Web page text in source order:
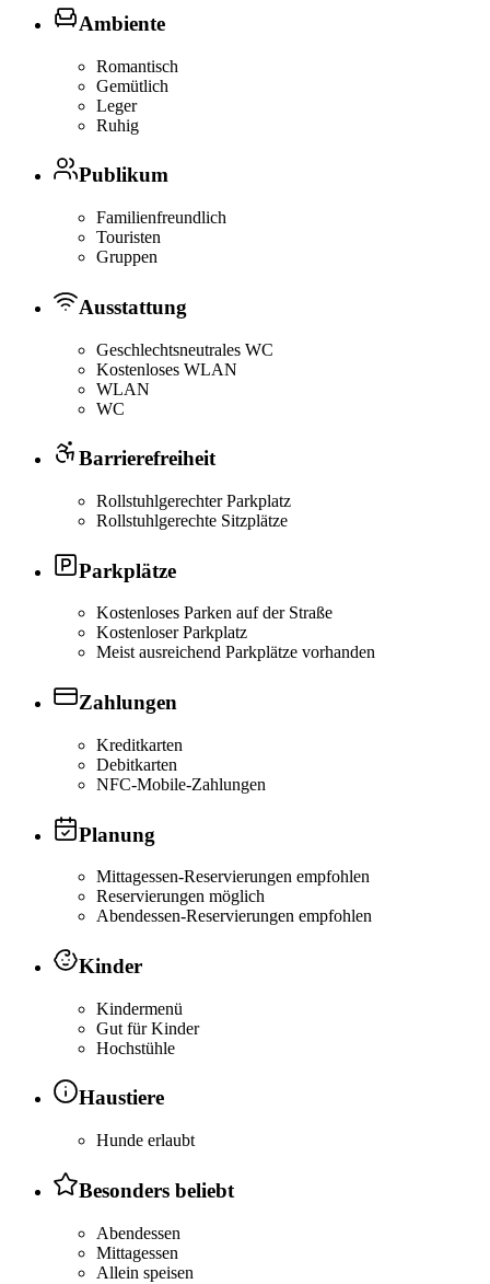
Ambiente
Romantisch
Gemütlich
Leger
Ruhig
Publikum
Familienfreundlich
Touristen
Gruppen
Ausstattung
Geschlechtsneutrales WC
Kostenloses WLAN
WLAN
WC
Barrierefreiheit
Rollstuhlgerechter Parkplatz
Rollstuhlgerechte Sitzplätze
Parkplätze
Kostenloses Parken auf der Straße
Kostenloser Parkplatz
Meist ausreichend Parkplätze vorhanden
Zahlungen
Kreditkarten
Debitkarten
NFC-Mobile-Zahlungen
Planung
Mittagessen-Reservierungen empfohlen
Reservierungen möglich
Abendessen-Reservierungen empfohlen
Kinder
Kindermenü
Gut für Kinder
Hochstühle
Haustiere
Hunde erlaubt
Besonders beliebt
Abendessen
Mittagessen
Allein speisen